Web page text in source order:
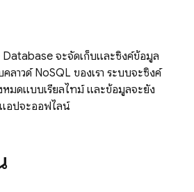
Database จะจัดเก็บและซิงค์ข้อมูล
ลาวด์ NoSQL ของเรา ระบบจะซิงค์
มดแบบเรียลไทม์ และข้อมูลจะยัง
อปจะออฟไลน์